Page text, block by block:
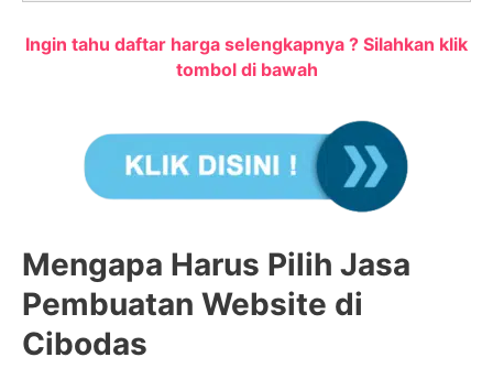
Ingin tahu daftar harga selengkapnya ? Silahkan klik
tombol di bawah
Mengapa Harus Pilih Jasa
Pembuatan Website di
Cibodas